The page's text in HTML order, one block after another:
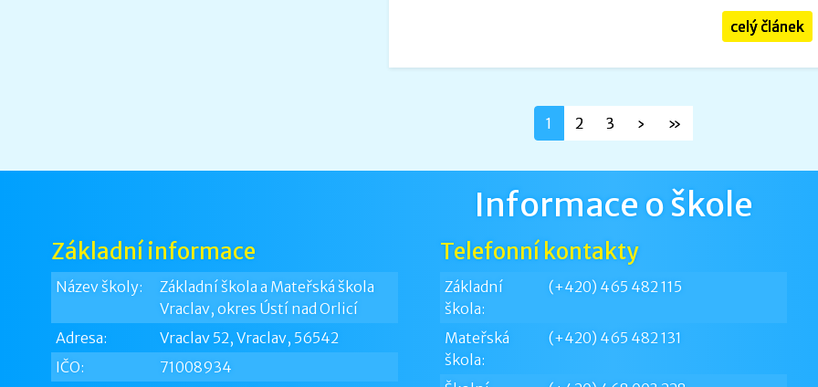
celý článek
1 2 3 › »
Informace o škole
Základní informace
Název školy:
Základní škola a Mateřská škola
Vraclav, okres Ústí nad Orlicí
Adresa:
Vraclav 52, Vraclav, 56542
IČO:
71008934
Telefonní kontakty
Základní
škola:
(+420) 465 482 115
Mateřská
škola:
(+420) 465 482 131